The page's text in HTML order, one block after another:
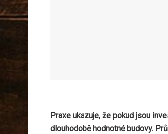
Praxe ukazuje, že pokud jsou
dlouhodobě hodnotné budovy.